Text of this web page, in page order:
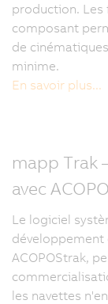
production.
composant
de
minime.
En savoir plus...
mapp Trak
avec
Le logiciel
ACOPOStrak,
les navettes